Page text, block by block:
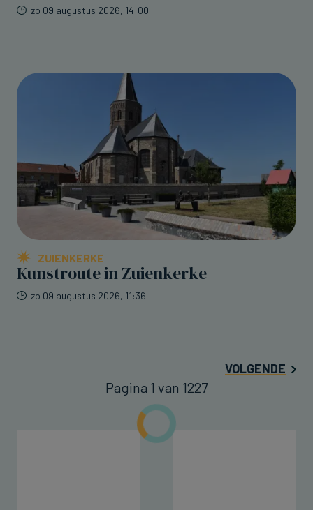
zo 09 augustus 2026, 14:00
ZUIENKERKE
Kunstroute in Zuienkerke
zo 09 augustus 2026, 11:36
VOLGENDE
Pagina 1 van 1227